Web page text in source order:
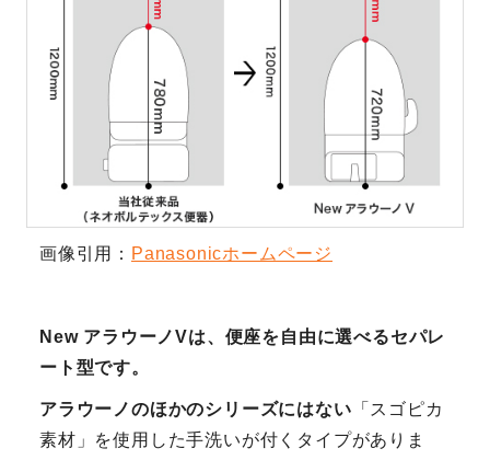
画像引用： Panasonicホームページ
New アラウーノVは、便座を自由に選べるセパレ
ート型です。
アラウーノのほかのシリーズにはない 「スゴピカ
素材」を使用した手洗いが付くタイプがありま